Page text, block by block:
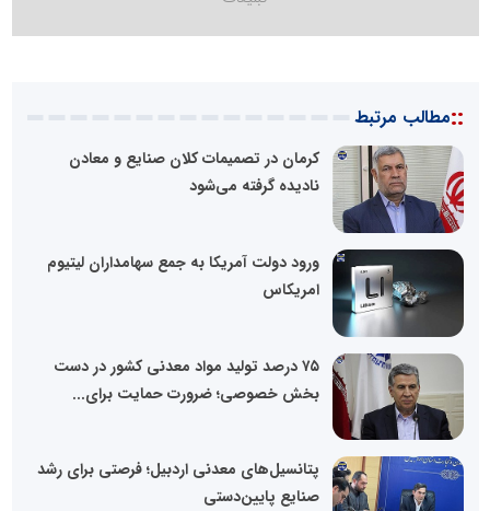
::مطالب مرتبط
کرمان در تصمیمات کلان صنایع و معادن
نادیده گرفته می‌شود
ورود دولت آمریکا به جمع سهامداران لیتیوم
امریکاس
۷۵ درصد تولید مواد معدنی کشور در دست
بخش خصوصی؛ ضرورت حمایت برای...
پتانسیل‌های معدنی اردبیل؛ فرصتی برای رشد
صنایع پایین‌دستی